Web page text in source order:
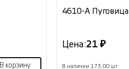
В корзину
4610-А Пуговица
Цена:21 ₽
В наличии 173.00 шт